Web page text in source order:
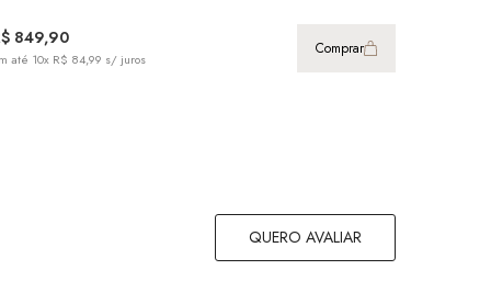
849,90
até 10x R$ 84,99 s/ juros
Comprar
QUERO AVALIAR